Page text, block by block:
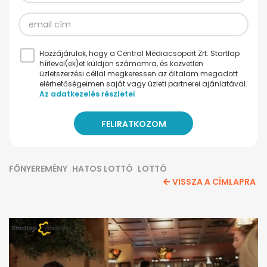
Hozzájárulok, hogy a Central Médiacsoport Zrt. Startlap
hírlevel(ek)et küldjön számomra, és közvetlen
üzletszerzési céllal megkeressen az általam megadott
elérhetőségeimen saját vagy üzleti partnerei ajánlatával.
Az adatkezelés részletei
FŐNYEREMÉNY HATOS LOTTÓ LOTTÓ
VISSZA A CÍMLAPRA